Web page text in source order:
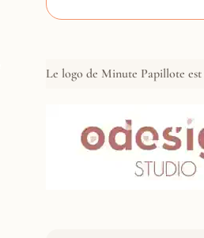
Le logo de Minute Papillote